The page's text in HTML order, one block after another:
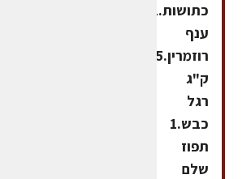
כתושות.1
ענף
רוזמרין.1.5
ק"ג
רגל
כבש.1
תפוז
שלם